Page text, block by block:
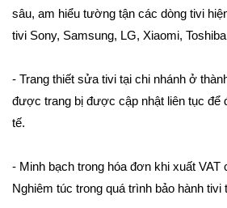
sâu, am hiểu tường tận các dòng tivi
tivi Sony, Samsung, LG, Xiaomi,
- Trang thiết sửa tivi tại chi nhánh ở
được trang bị được cập nhật liên tục để
tế.
- Minh bạch trong hóa đơn khi xuất VAT
Nghiêm túc trong quá trình bảo hành tivi